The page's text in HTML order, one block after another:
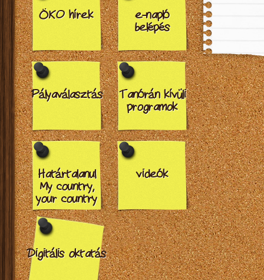
ÖKO hírek
e-napló
belépés
Pályaválasztás
Tanórán kívüli
programok
Határtalanul
My country,
your country
videók
Digitális oktatás